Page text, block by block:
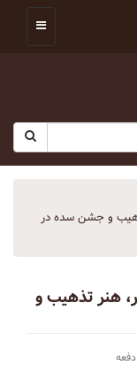
و جشن سده در
هنر تذهیب و